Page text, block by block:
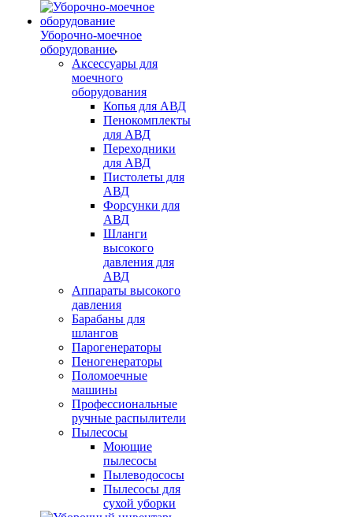
Уборочно-моечное
оборудование
Аксессуары для
моечного
оборудования
Копья для АВД
Пенокомплекты
для АВД
Переходники
для АВД
Пистолеты для
АВД
Форсунки для
АВД
Шланги
высокого
давления для
АВД
Аппараты высокого
давления
Барабаны для
шлангов
Парогенераторы
Пеногенераторы
Поломоечные
машины
Профессиональные
ручные распылители
Пылесосы
Моющие
пылесосы
Пылеводососы
Пылесосы для
сухой уборки